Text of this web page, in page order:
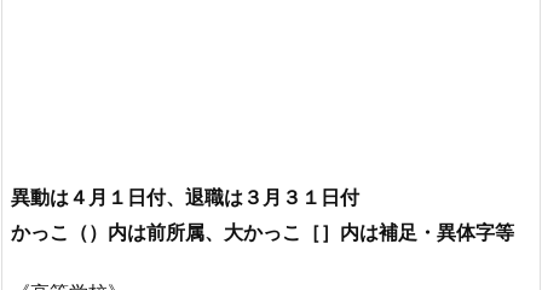
異動は４月１日付、退職は３月３１日付
かっこ（）内は前所属、大かっこ［］内は補足・異体字等